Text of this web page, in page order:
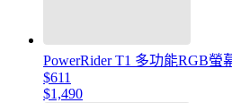
PowerRider T1 多功能RGB螢
$611
$1,490